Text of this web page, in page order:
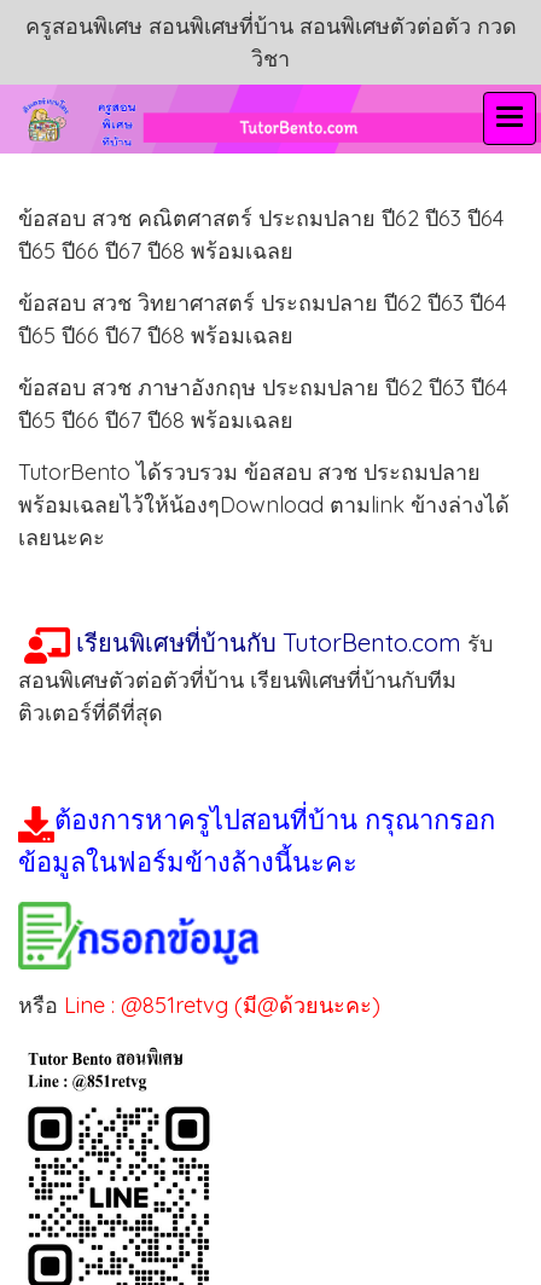
ครูสอนพิเศษ สอนพิเศษที่บ้าน สอนพิเศษตัวต่อตัว กวด
วิชา
ข้อสอบ สวช คณิตศาสตร์ ประถมปลาย ปี62 ปี63 ปี64
ปี65 ปี66 ปี67 ปี68 พร้อมเฉลย
ข้อสอบ สวช วิทยาศาสตร์ ประถมปลาย ปี62 ปี63 ปี64
ปี65 ปี66 ปี67 ปี68 พร้อมเฉลย
ข้อสอบ สวช ภาษาอังกฤษ ประถมปลาย ปี62 ปี63 ปี64
ปี65 ปี66 ปี67 ปี68 พร้อมเฉลย
TutorBento ได้รวบรวม ข้อสอบ สวช ประถมปลาย
พร้อมเฉลยไว้ให้น้องๆDownload ตามlink ข้างล่างได้
เลยนะคะ
เรียนพิเศษที่บ้านกับ TutorBento.com รับ
สอนพิเศษตัวต่อตัวที่บ้าน เรียนพิเศษที่บ้านกับทีม
ติวเตอร์ที่ดีที่สุด
ต้องการหาครูไปสอนที่บ้าน กรุณากรอก
ข้อมูลในฟอร์มข้างล้างนี้นะคะ
หรือ Line : @851retvg (มี@ด้วยนะคะ)